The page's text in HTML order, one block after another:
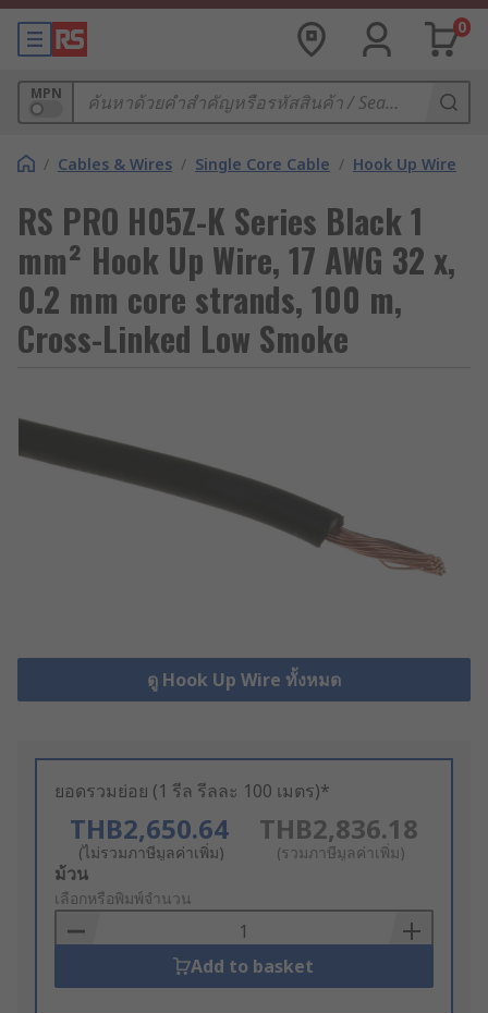
0
MPN
/ Cables & Wires / Single Core Cable / Hook Up Wire
RS PRO H05Z-K Series Black 1
mm² Hook Up Wire, 17 AWG 32 x,
0.2 mm core strands, 100 m,
Cross-Linked Low Smoke
ดู Hook Up Wire ทั้งหมด
ยอดรวมย่อย (1 รีล รีลละ 100 เมตร)*
THB2,650.64
(ไม่รวมภาษีมูลค่าเพิ่ม)
THB2,836.18
(รวมภาษีมูลค่าเพิ่ม)
Add
to
Basket
ม้วน
เลือกหรือพิมพ์จำนวน
Add to basket